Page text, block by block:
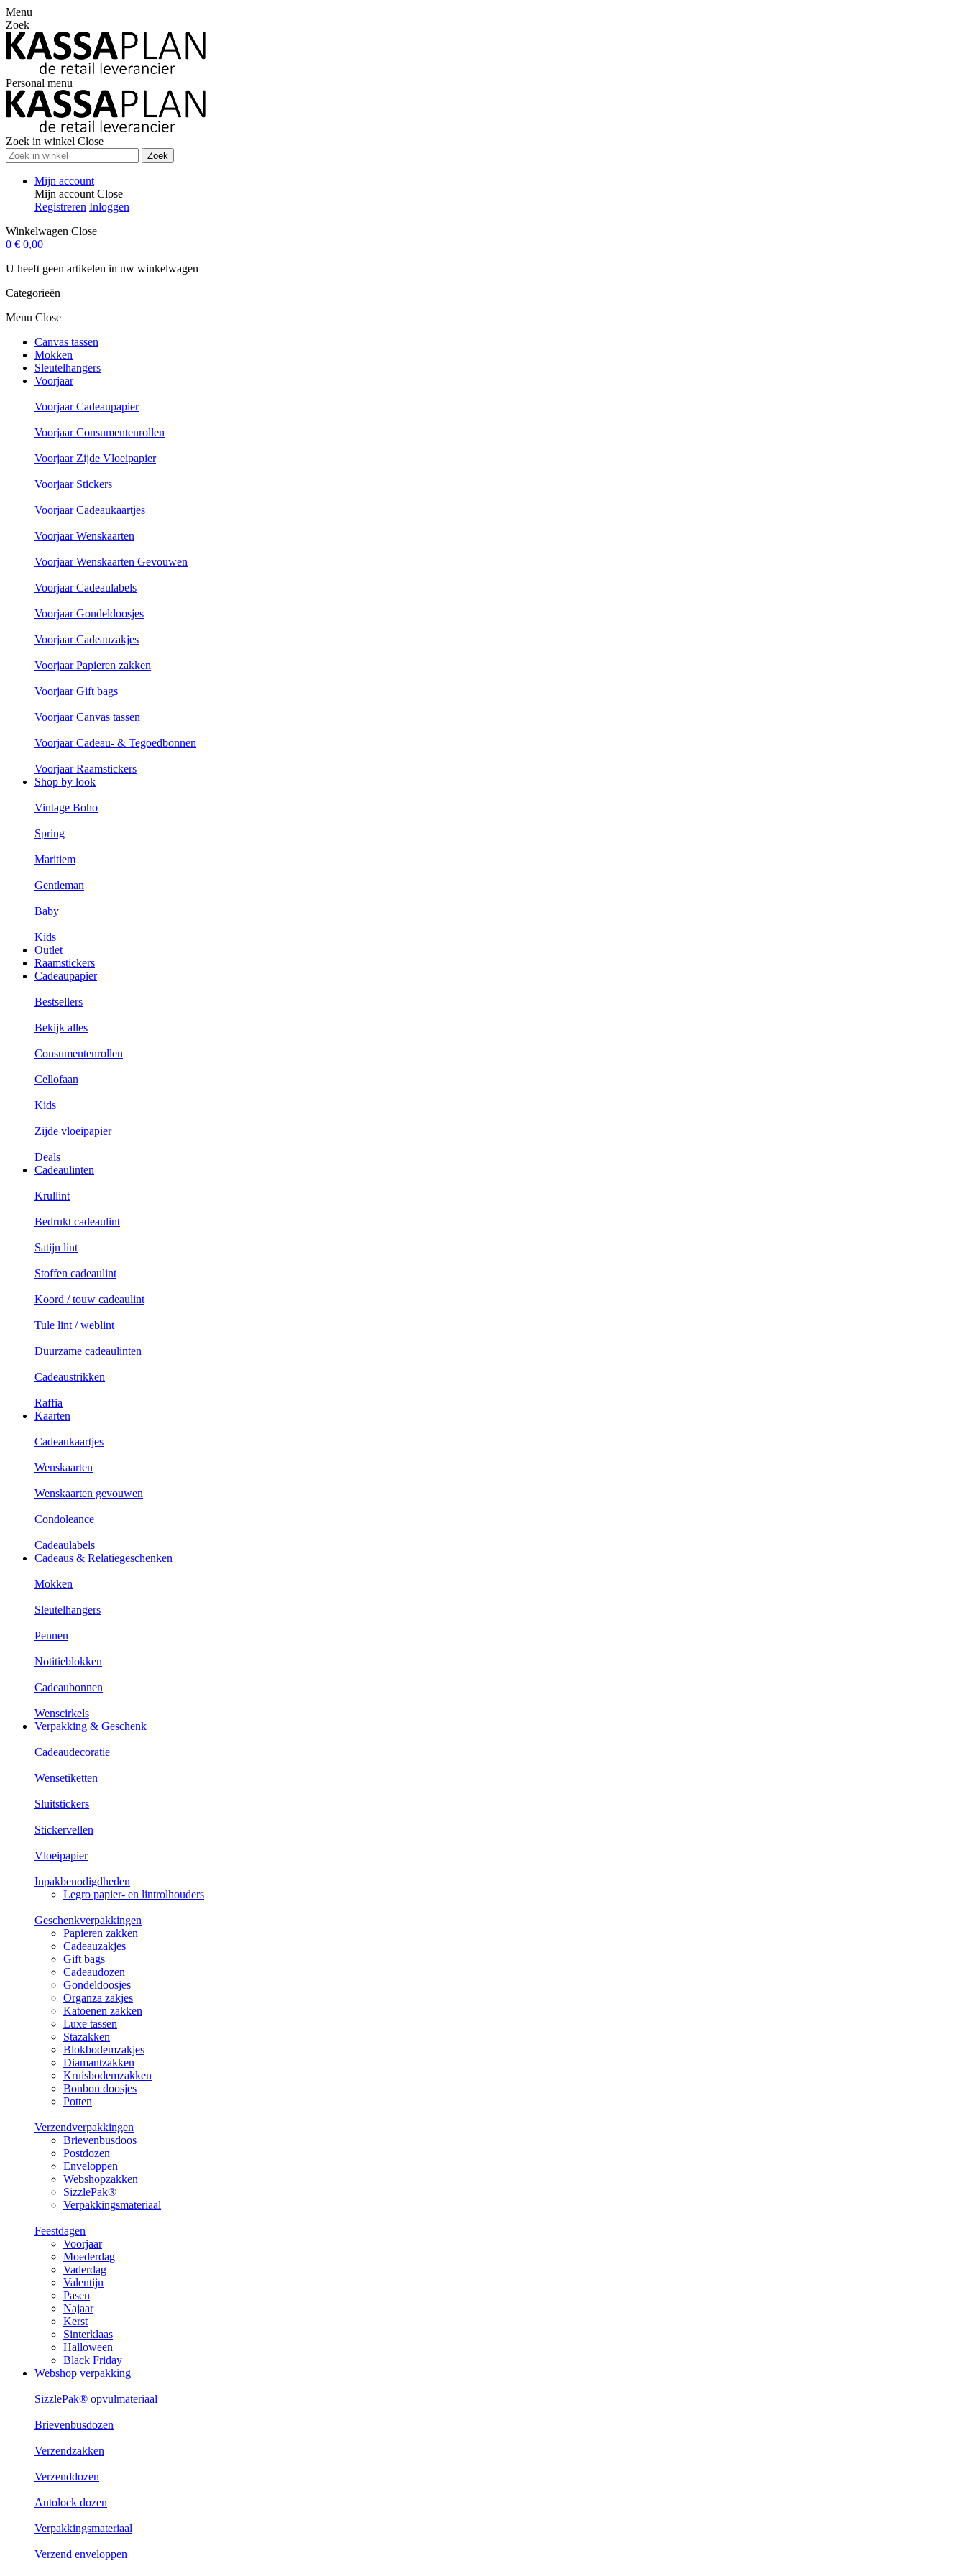
Menu
Zoek
Personal menu
Zoek in winkel Close
Zoek
Mijn account
Mijn account Close
Registreren Inloggen
Winkelwagen Close
0 € 0,00
U heeft geen artikelen in uw winkelwagen
Categorieën
Menu Close
Canvas tassen
Mokken
Sleutelhangers
Voorjaar
Voorjaar Cadeaupapier
Voorjaar Consumentenrollen
Voorjaar Zijde Vloeipapier
Voorjaar Stickers
Voorjaar Cadeaukaartjes
Voorjaar Wenskaarten
Voorjaar Wenskaarten Gevouwen
Voorjaar Cadeaulabels
Voorjaar Gondeldoosjes
Voorjaar Cadeauzakjes
Voorjaar Papieren zakken
Voorjaar Gift bags
Voorjaar Canvas tassen
Voorjaar Cadeau- & Tegoedbonnen
Voorjaar Raamstickers
Shop by look
Vintage Boho
Spring
Maritiem
Gentleman
Baby
Kids
Outlet
Raamstickers
Cadeaupapier
Bestsellers
Bekijk alles
Consumentenrollen
Cellofaan
Kids
Zijde vloeipapier
Deals
Cadeaulinten
Krullint
Bedrukt cadeaulint
Satijn lint
Stoffen cadeaulint
Koord / touw cadeaulint
Tule lint / weblint
Duurzame cadeaulinten
Cadeaustrikken
Raffia
Kaarten
Cadeaukaartjes
Wenskaarten
Wenskaarten gevouwen
Condoleance
Cadeaulabels
Cadeaus & Relatiegeschenken
Mokken
Sleutelhangers
Pennen
Notitieblokken
Cadeaubonnen
Wenscirkels
Verpakking & Geschenk
Cadeaudecoratie
Wensetiketten
Sluitstickers
Stickervellen
Vloeipapier
Inpakbenodigdheden
Legro papier- en lintrolhouders
Geschenkverpakkingen
Papieren zakken
Cadeauzakjes
Gift bags
Cadeaudozen
Gondeldoosjes
Organza zakjes
Katoenen zakken
Luxe tassen
Stazakken
Blokbodemzakjes
Diamantzakken
Kruisbodemzakken
Bonbon doosjes
Potten
Verzendverpakkingen
Brievenbusdoos
Postdozen
Enveloppen
Webshopzakken
SizzlePak®
Verpakkingsmateriaal
Feestdagen
Voorjaar
Moederdag
Vaderdag
Valentijn
Pasen
Najaar
Kerst
Sinterklaas
Halloween
Black Friday
Webshop verpakking
SizzlePak® opvulmateriaal
Brievenbusdozen
Verzendzakken
Verzenddozen
Autolock dozen
Verpakkingsmateriaal
Verzend enveloppen